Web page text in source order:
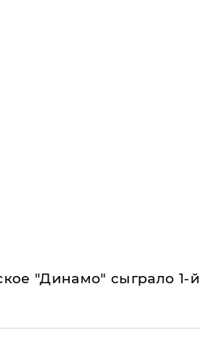
"Динамо" сыграло 1-й